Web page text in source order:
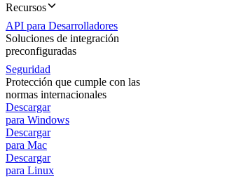
Recursos
API para Desarrolladores
Soluciones de integración
preconfiguradas
Seguridad
Protección que cumple con las
normas internacionales
Descargar
para Windows
Descargar
para Mac
Descargar
para Linux